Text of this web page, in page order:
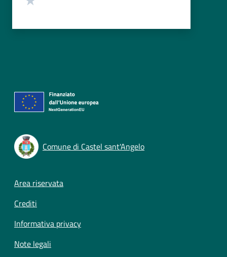
Comune di Castel sant'Angelo
Footer menu
Area riservata
Crediti
Informativa privacy
Note legali